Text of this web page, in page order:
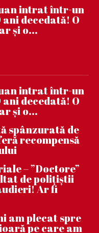
intrat într-un
ani decedată! O
și o...
intrat într-un
ani decedată! O
și o...
spânzurată de
recompensă
– ”Doctore”
de polițiștii
Ar fi
am plecat spre
pe care am